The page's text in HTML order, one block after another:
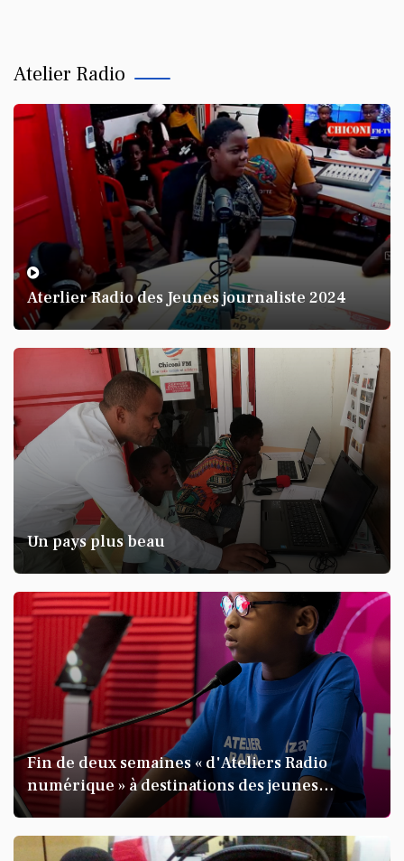
Parlons de la famille au pluriel à
Mayotte
KARINE BANDA KARINE
Mouhamadi Zoubert parlons des
embouteillages à Mayotte
KARINE BANDA KARINE
Mr Zoubert, "La valeur de la
monnaie réside dans le respect."
Atelier Radio
Aterlier Radio des Jeunes journaliste 2024
Un pays plus beau
Fin de deux semaines « d'Ateliers Radio
numérique » à destinations des jeunes
enfants de 7 à 12 ans